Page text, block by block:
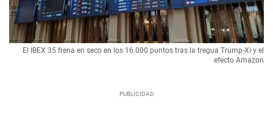
El IBEX 35 frena en seco en los 16.000 puntos tras la tregua Trump-Xi y el
efecto Amazon